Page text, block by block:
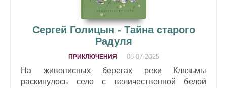
Сергей Голицын - Тайна старого
Радуля
ПРИКЛЮЧЕНИЯ 08-07-2025
На живописных берегах реки Клязьмы
раскинулось село с величественной белой